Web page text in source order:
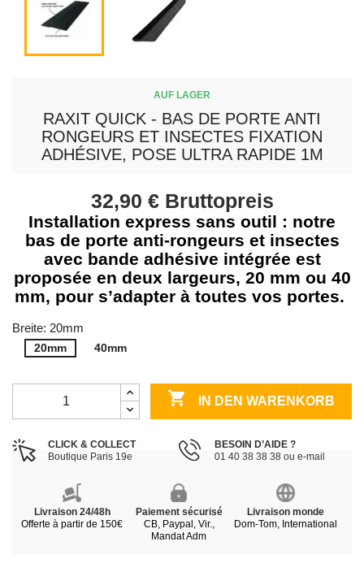
AUF LAGER
RAXIT QUICK - BAS DE PORTE ANTI
RONGEURS ET INSECTES FIXATION
ADHÉSIVE, POSE ULTRA RAPIDE 1M
32,90 € Bruttopreis
Installation express sans outil : notre
bas de porte anti-rongeurs et insectes
avec bande adhésive intégrée est
proposée en deux largeurs, 20 mm ou 40
mm, pour s’adapter à toutes vos portes.
Breite: 20mm
20mm 40mm
 IN DEN WARENKORB
CLICK & COLLECT
Boutique Paris 19e
BESOIN D’AIDE ?
01 40 38 38 38 ou e-mail
Livraison 24/48h
Offerte à partir de 150€
Paiement sécurisé
CB, Paypal, Vir.,
Mandat Adm
Livraison monde
Dom-Tom, International